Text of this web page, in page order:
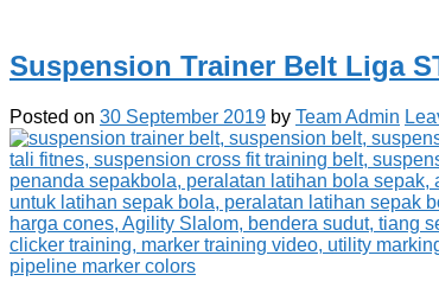
Suspension Trainer Belt Liga
Posted on 30 September 2019 by Team Admin